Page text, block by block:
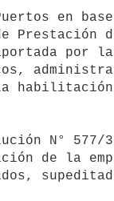
en
Prestación
por
la
N° 577/
de la